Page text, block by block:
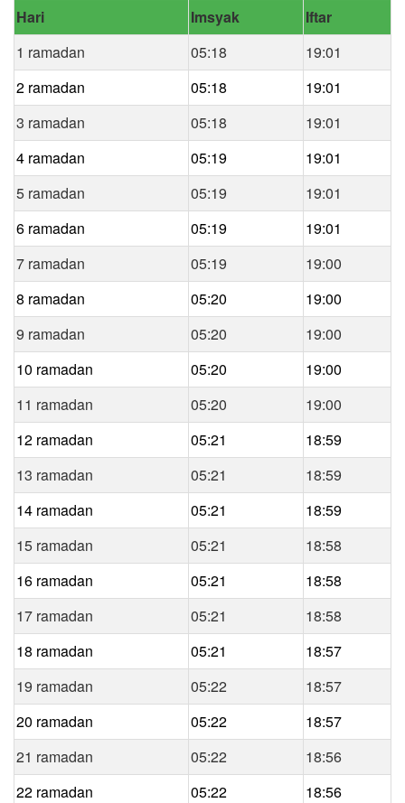
Hari
Imsyak
Iftar
1 ramadan
05:18
19:01
2 ramadan
05:18
19:01
3 ramadan
05:18
19:01
4 ramadan
05:19
19:01
5 ramadan
05:19
19:01
6 ramadan
05:19
19:01
7 ramadan
05:19
19:00
8 ramadan
05:20
19:00
9 ramadan
05:20
19:00
10 ramadan
05:20
19:00
11 ramadan
05:20
19:00
12 ramadan
05:21
18:59
13 ramadan
05:21
18:59
14 ramadan
05:21
18:59
15 ramadan
05:21
18:58
16 ramadan
05:21
18:58
17 ramadan
05:21
18:58
18 ramadan
05:21
18:57
19 ramadan
05:22
18:57
20 ramadan
05:22
18:57
21 ramadan
05:22
18:56
22 ramadan
05:22
18:56